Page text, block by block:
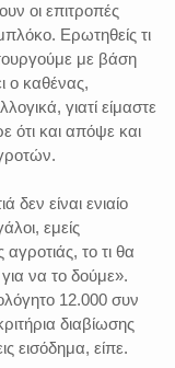
οι επιτροπές
Ερωτηθείς τι
με βάση
ο καθένας,
γιατί είμαστε
ότι και απόψε και
δεν είναι ενιαίο
εμείς
το τι θα
να το δούμε».
12.000 συν
διαβίωσης
εισόδημα, είπε.